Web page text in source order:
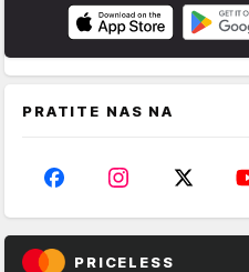
PRATITE NAS NA
PRICELESS